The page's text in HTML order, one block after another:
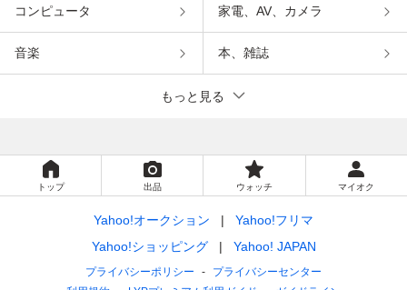
コンピュータ 家電、AV、カメラ
音楽 本、雑誌
もっと見る
トップ 出品 ウォッチ マイオク
Yahoo!オークション
Yahoo!フリマ
Yahoo!ショッピング
Yahoo! JAPAN
プライバシーポリシー
プライバシーセンター